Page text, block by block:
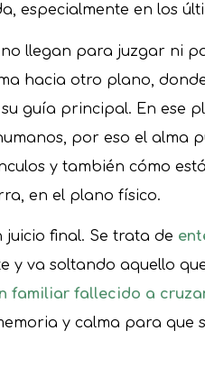
especialmente en los
no llegan para juzgar ni
hacia otro plano,
guía principal. En ese
por eso el alma
y también cómo
en el plano físico.
juicio final. Se trata de
y va soltando aquello
familiar fallecido a
y calma para que